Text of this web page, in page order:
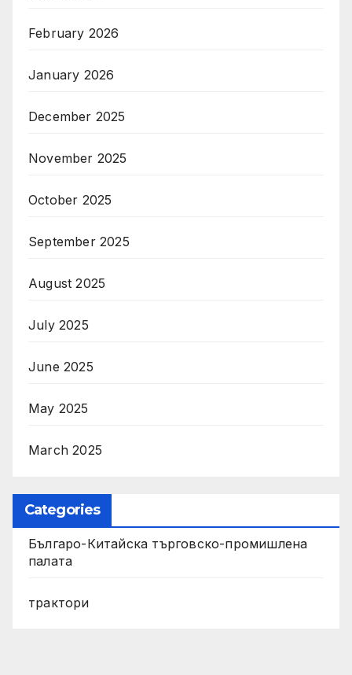
February 2026
January 2026
December 2025
November 2025
October 2025
September 2025
August 2025
July 2025
June 2025
May 2025
March 2025
Categories
Българо-Китайска търговско-промишлена
палата
трактори